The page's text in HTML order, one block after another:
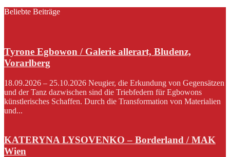
Beliebte Beiträge
Tyrone Egbowon / Galerie allerart, Bludenz,
Vorarlberg
18.09.2026 – 25.10.2026 Neugier, die Erkundung von Gegensätzen
und der Tanz dazwischen sind die Triebfedern für Egbowons
künstlerisches Schaffen. Durch die Transformation von Materialien
und...
KATERYNA LYSOVENKO – Borderland / MAK
Wien